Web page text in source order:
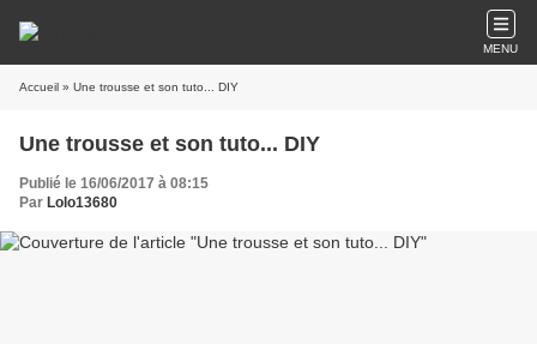
MENU
Accueil » Une trousse et son tuto... DIY
Une trousse et son tuto... DIY
Publié le 16/06/2017 à 08:15
Par Lolo13680